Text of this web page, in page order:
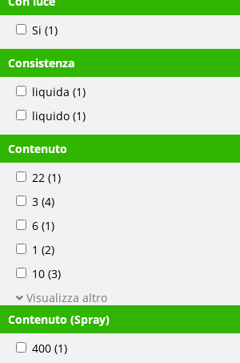
Si (1)
Consistenza
liquida (1)
liquido (1)
Contenuto
22 (1)
3 (4)
6 (1)
1 (2)
10 (3)
Visualizza altro
Contenuto (Spray)
400 (1)